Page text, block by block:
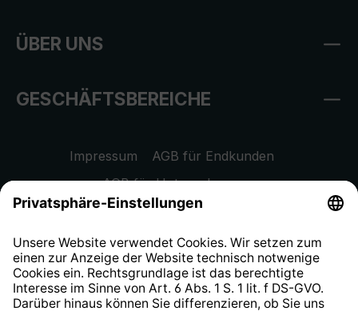
ÜBER UNS
GESCHÄFTSBEREICHE
Impressum
AGB für Endkunden
AGB für Unternehmen
Datenschutzhinweis
Widerrufsrecht
Hinweisgeberschutzsystem
Barrierefreiheit